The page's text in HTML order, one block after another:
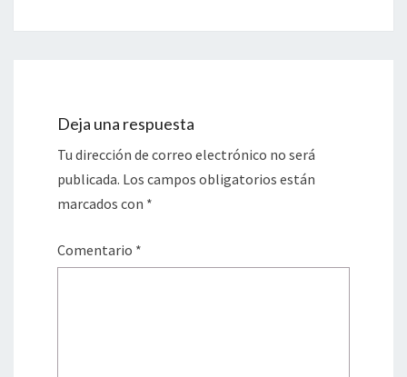
Deja una respuesta
Tu dirección de correo electrónico no será
publicada. Los campos obligatorios están
marcados con *
Comentario *